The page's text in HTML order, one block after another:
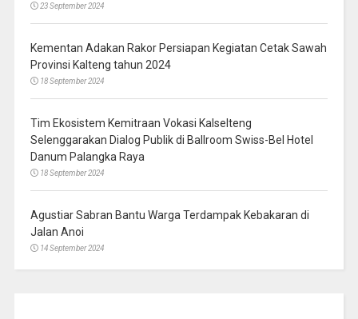
23 September 2024
Kementan Adakan Rakor Persiapan Kegiatan Cetak Sawah
Provinsi Kalteng tahun 2024
18 September 2024
Tim Ekosistem Kemitraan Vokasi Kalselteng
Selenggarakan Dialog Publik di Ballroom Swiss-Bel Hotel
Danum Palangka Raya
18 September 2024
Agustiar Sabran Bantu Warga Terdampak Kebakaran di
Jalan Anoi
14 September 2024